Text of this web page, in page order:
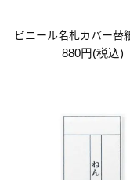
880円(税込)